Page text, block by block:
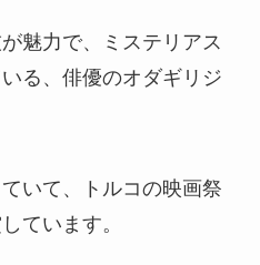
魅力で、ミステリアス
る、俳優のオダギリジ
いて、トルコの映画祭
ています。